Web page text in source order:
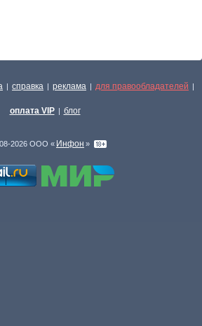
| справка | реклама | для правообладателей |
оплата VIP | блог
2026 ООО « Инфон »